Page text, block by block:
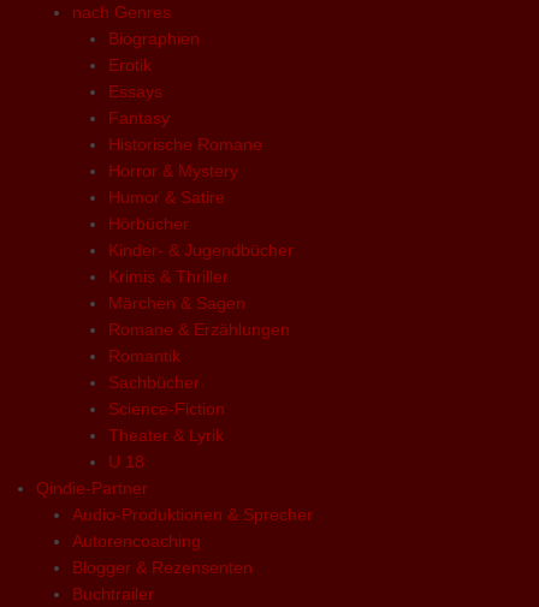
nach Genres
Biographien
Erotik
Essays
Fantasy
Historische Romane
Horror & Mystery
Humor & Satire
Hörbücher
Kinder- & Jugendbücher
Krimis & Thriller
Märchen & Sagen
Romane & Erzählungen
Romantik
Sachbücher
Science-Fiction
Theater & Lyrik
U 18
Qindie-Partner
Audio-Produktionen & Sprecher
Autorencoaching
Blogger & Rezensenten
Buchtrailer